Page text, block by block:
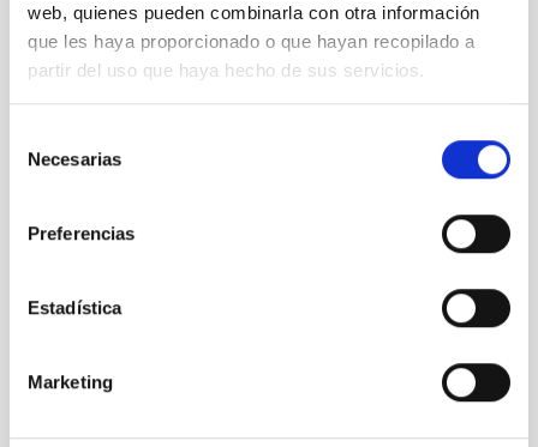
web, quienes pueden combinarla con otra información
que les haya proporcionado o que hayan recopilado a
partir del uso que haya hecho de sus servicios.
Necesarias
Preferencias
Estadística
Marketing